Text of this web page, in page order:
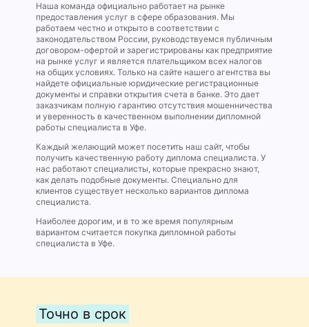
Наша команда официально работает на рынке
предоставления услуг в сфере образования. Мы
работаем честно и открыто в соответствии с
законодательством России, руководствуемся публичным
договором-офертой и зарегистрированы как предприятие
на рынке услуг и является плательщиком всех налогов
на общих условиях. Только на сайте нашего агентства вы
найдете официальные юридические регистрационные
документы и справки открытия счета в банке. Это дает
заказчикам полную гарантию отсутствия мошенничества
и уверенность в качественном выполнении дипломной
работы специалиста в Уфе.
Каждый желающий может посетить наш сайт, чтобы
получить качественную работу диплома специалиста. У
нас работают специалисты, которые прекрасно знают,
как делать подобные документы. Специально для
клиентов существует несколько вариантов диплома
специалиста.
Наиболее дорогим, и в то же время популярным
вариантом считается покупка дипломной работы
специалиста в Уфе.
Точно в срок